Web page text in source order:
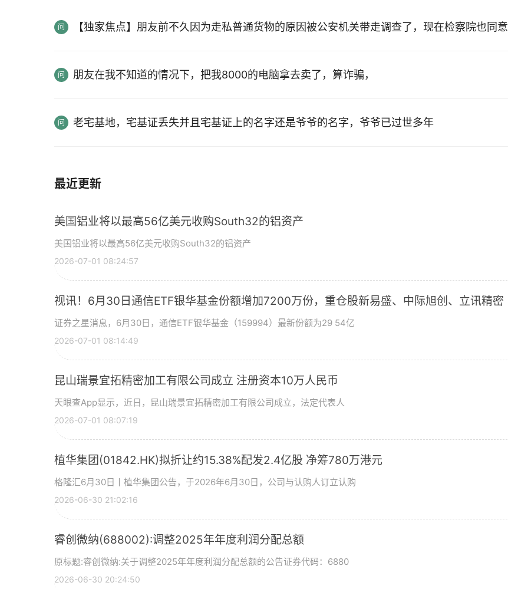
【独家焦点】朋友前不久因为走私普通货物的原因被公安机关带走调查了，现在检察院也同意
朋友在我不知道的情况下，把我8000的电脑拿去卖了，算诈骗，
老宅基地，宅基证丢失并且宅基证上的名字还是爷爷的名字，爷爷已过世多年
最近更新
美国铝业将以最高56亿美元收购South32的铝资产
美国铝业将以最高56亿美元收购South32的铝资产
2026-07-01 08:24:57
视讯！6月30日通信ETF银华基金份额增加7200万份，重仓股新易盛、中际旭创、立讯精密
证券之星消息，6月30日，通信ETF银华基金（159994）最新份额为29 54亿
2026-07-01 08:14:49
昆山瑞景宜拓精密加工有限公司成立 注册资本10万人民币
天眼查App显示，近日，昆山瑞景宜拓精密加工有限公司成立，法定代表人
2026-07-01 08:07:19
植华集团(01842.HK)拟折让约15.38%配发2.4亿股 净筹780万港元
格隆汇6月30日丨植华集团公告，于2026年6月30日，公司与认购人订立认购
2026-06-30 21:02:16
睿创微纳(688002):调整2025年年度利润分配总额
原标题:睿创微纳:关于调整2025年年度利润分配总额的公告证券代码：6880
2026-06-30 20:24:50